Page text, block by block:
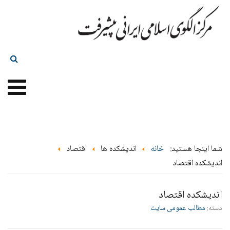
شما اینجا هستید: خانه اندیشکده ها
اقتصاد
اندیشکده اقتصاد
اندیشکده اقتصاد
دسته:مطالب عمومی سایت